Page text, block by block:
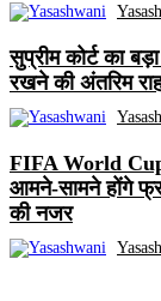
सुप्रीम कोर्ट का
रखने की अंतरिम
FIFA World
आमने-सामने होंगे
की नजर